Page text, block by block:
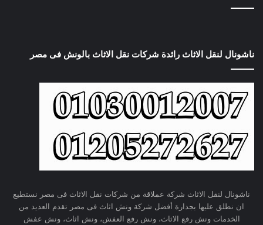
ناشونال لنقل الاثاث رائدة شركات نقل الاثاث بالونش فى مصر
ناشونال لنقل الاثاث شركة عملاقة من شركات نقل الاثاث فى مصر نستطيع
ان نطلق عليها بجدارة أفضل شركة ونش اثاث فى مصر تقدم العديد من
الخدمات ونش رفع الاثاث، ونش رفع العفش، ونش اثاث، ونش عفش